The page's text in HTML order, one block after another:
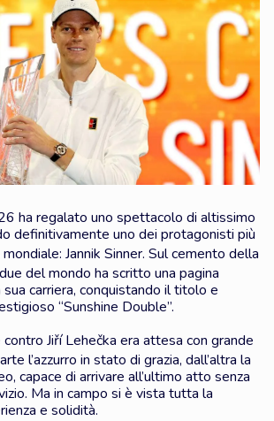
ha regalato uno spettacolo di altissimo
definitivamente uno dei protagonisti più
Jannik Sinner. Sul cemento della
del mondo ha scritto una pagina
carriera, conquistando il titolo e
“Sunshine Double”.
contro Jiří Lehečka era attesa con grande
l’azzurro in stato di grazia, dall’altra la
capace di arrivare all’ultimo atto senza
Ma in campo si è vista tutta la
e solidità.